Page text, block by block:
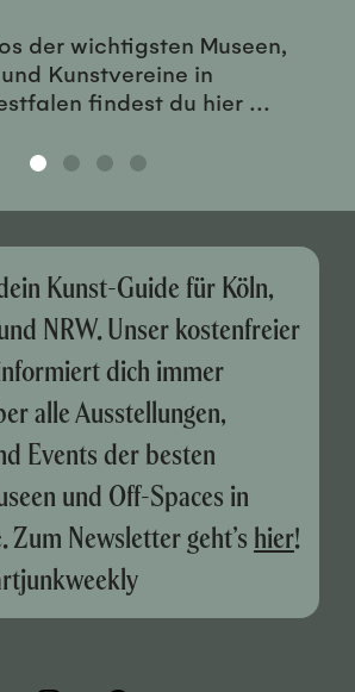
der wichtigsten Museen,
Kunstvereine in
findest du hier ...
Kunst-Guide für Köln,
NRW. Unser kostenfreier
dich immer
alle Ausstellungen,
Events der besten
und Off-Spaces in
Zum Newsletter geht’s hier!